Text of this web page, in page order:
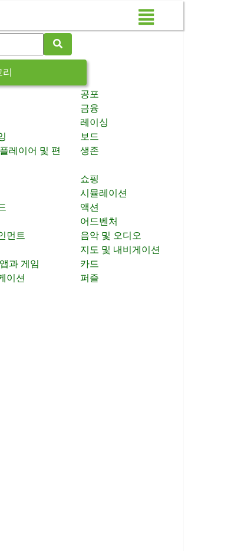
리
공포
금융
레이싱
보드
레이어 및 편
생존
쇼핑
시뮬레이션
액션
어드벤처
먼트
음악 및 오디오
지도 및 내비게이션
과 게임
카드
이션
퍼즐